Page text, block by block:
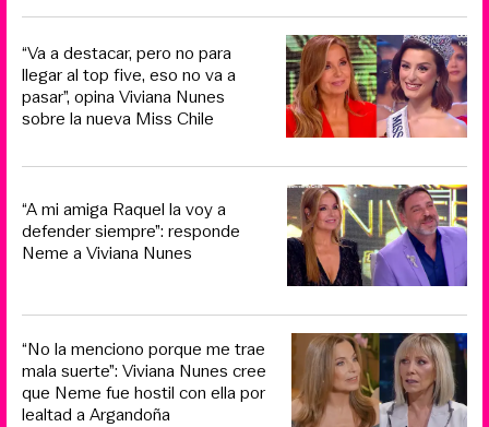
“Va a destacar, pero no para
llegar al top five, eso no va a
pasar”, opina Viviana Nunes
sobre la nueva Miss Chile
“A mi amiga Raquel la voy a
defender siempre”: responde
Neme a Viviana Nunes
“No la menciono porque me trae
mala suerte”: Viviana Nunes cree
que Neme fue hostil con ella por
lealtad a Argandoña